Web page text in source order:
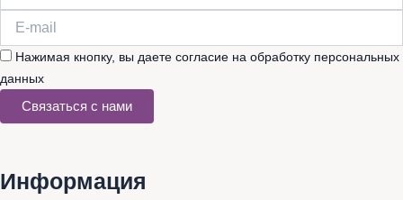
Нажимая кнопку, вы даете согласие на обработку персональных
данных
Связаться с нами
Информация